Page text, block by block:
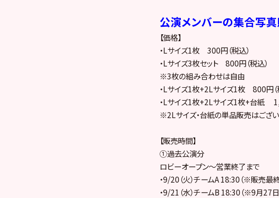
公演メンバーの集合写
【価格】
・Lサイズ1枚 300円（税込）
・Lサイズ3枚セット 800円（税込）
※3枚の組み合わせは自由
・Lサイズ1枚+2Lサイズ1枚 800円（
・Lサイズ1枚+2Lサイズ1枚+台紙
※2Lサイズ・台紙の単品販売はござい
【販売時間】
①過去公演分
ロビーオープン～営業終了まで
・9/20（火）チームA 18:30（※販売最終
・9/21（水）チームB 18:30（※9月27